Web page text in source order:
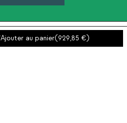
Ajouter au panier(929,85 )